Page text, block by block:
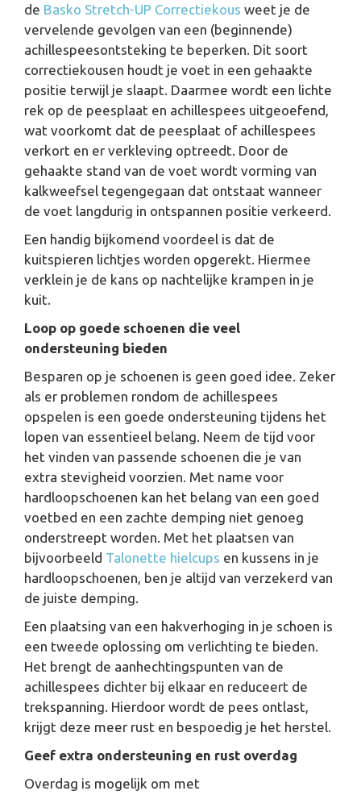
de Basko Stretch-UP Correctiekous weet je de
vervelende gevolgen van een (beginnende)
achillespeesontsteking te beperken. Dit soort
correctiekousen houdt je voet in een gehaakte
positie terwijl je slaapt. Daarmee wordt een lichte
rek op de peesplaat en achillespees uitgeoefend,
wat voorkomt dat de peesplaat of achillespees
verkort en er verkleving optreedt. Door de
gehaakte stand van de voet wordt vorming van
kalkweefsel tegengegaan dat ontstaat wanneer
de voet langdurig in ontspannen positie verkeerd.
Een handig bijkomend voordeel is dat de
kuitspieren lichtjes worden opgerekt. Hiermee
verklein je de kans op nachtelijke krampen in je
kuit.
Loop op goede schoenen die veel
ondersteuning bieden
Besparen op je schoenen is geen goed idee. Zeker
als er problemen rondom de achillespees
opspelen is een goede ondersteuning tijdens het
lopen van essentieel belang. Neem de tijd voor
het vinden van passende schoenen die je van
extra stevigheid voorzien. Met name voor
hardloopschoenen kan het belang van een goed
voetbed en een zachte demping niet genoeg
onderstreept worden. Met het plaatsen van
bijvoorbeeld Talonette hielcups en kussens in je
hardloopschoenen, ben je altijd van verzekerd van
de juiste demping.
Een plaatsing van een hakverhoging in je schoen is
een tweede oplossing om verlichting te bieden.
Het brengt de aanhechtingspunten van de
achillespees dichter bij elkaar en reduceert de
trekspanning. Hierdoor wordt de pees ontlast,
krijgt deze meer rust en bespoedig je het herstel.
Geef extra ondersteuning en rust overdag
Overdag is mogelijk om met